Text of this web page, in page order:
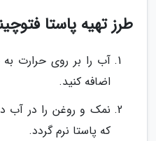
طرز تهیه پاستا
آب را بر روی حرارت
اضافه کنید.
نمک و روغن را در آب
که پاستا نرم گردد.